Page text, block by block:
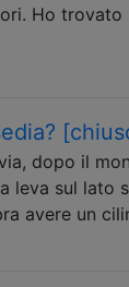
Ho
dopo il
leva sul lato
avere un